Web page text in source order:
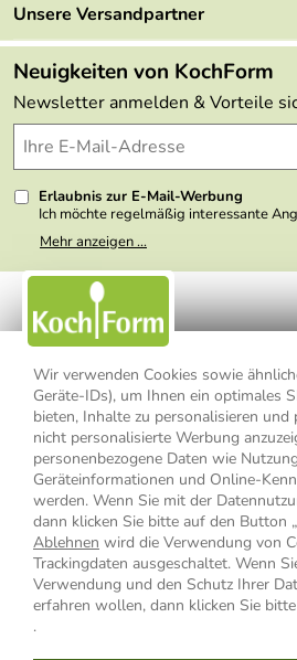
Wir verwenden Cookies sowie
Geräte-IDs), um Ihnen ein optimales
bieten, Inhalte zu personalisieren
nicht personalisierte Werbung
personenbezogene Daten wie
Geräteinformationen und Online-
werden. Wenn Sie mit der
dann klicken Sie bitte auf den Button
Ablehnen wird die Verwendung von
Trackingdaten ausgeschaltet. Wenn
Verwendung und den Schutz Ihrer
erfahren wollen, dann klicken Sie
.
Retourenportal
FAQs
Lieferbedingungen
Delivery Terms
Kundenlogin
Angebote
Made in Germany
Themen
Wir über uns
Presse
Unsere Versandpartner
Neuigkeiten von KochForm
Newsletter anmelden & Vorteile
Erlaubnis zur E-Mail-Werbung
Ich möchte regelmäßig interessante
Meine E-Mail-Adresse wird nicht an
weitergegeben. Zu statistischen
nicht erkennbar, welche konkrete
Einwilligung zur Nutzung meiner E-
kann ich jederzeit mit Wirkung für die
den Link "Abmelden" am Ende des
Option Newsletter im Mitgliederbereich
Mehr anzeigen ...
Impressum
Widerrufsbelehrung
Vertrag
* Alle Preisangaben inkl. MwSt., bis
Versandkosten, ab 49,90 € Bestellwert